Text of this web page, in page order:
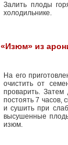
Залить плоды
холодильнике.
«Изюм» из
На его
очистить от
проварить.
постоять 7 часов,
и сушить при
высушенные
изюм.